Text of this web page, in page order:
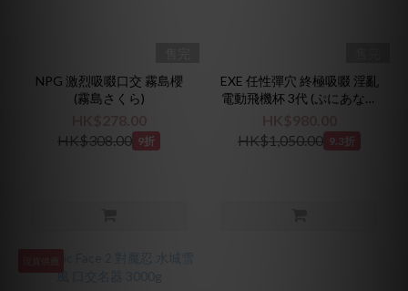
NPG 激烈吸啜口交 霧島櫻
(霧島さくら)
HK$308.00 9折
EXE 任性彈穴 終極吸啜 淫亂
電動飛機杯 3代 (ぷにあなロ
HK$1,050.00 9.3折